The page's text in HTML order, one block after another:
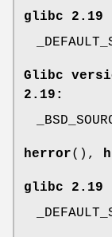
glibc 2.19
Glibc
2.19:
herror(),
glibc 2.19